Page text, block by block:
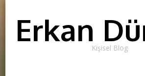
ErkanKişisel Blog